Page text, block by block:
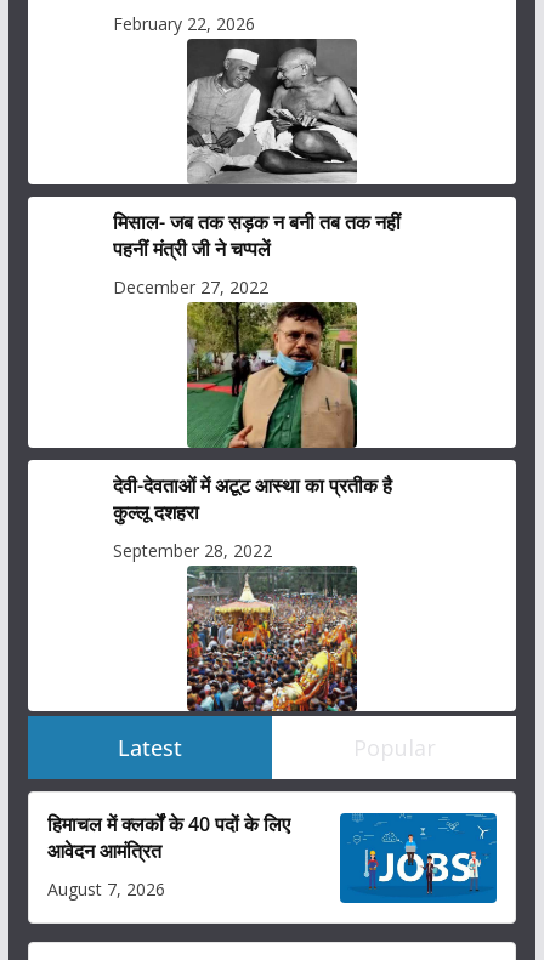
February 22, 2026
मिसाल- जब तक सड़क न बनी तब तक नहीं
पहनीं मंत्री जी ने चप्पलें
December 27, 2022
देवी-देवताओं में अटूट आस्था का प्रतीक है
कुल्लू दशहरा
September 28, 2022
Latest Popular
हिमाचल में क्लर्कों के 40 पदों के लिए
आवेदन आमंत्रित
August 7, 2026